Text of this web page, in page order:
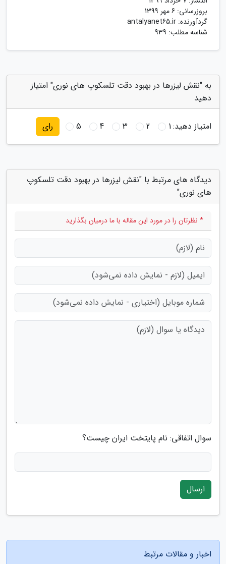
بروزرسانی: 6 مهر 1399
گردآورنده: antalyanet65.ir
شناسه مطلب: 939
به "نقش لیزرها در بهبود دقت تلسکوپ های نوری" امتیاز
دهید
امتیاز دهید:1
2
3
4
5 رای
دیدگاه های مرتبط با "نقش لیزرها در بهبود دقت تلسکوپ
های نوری"
* نظرتان را در مورد این مقاله با ما درمیان بگذارید
سوال اتفاقی: نام پایتخت ایران چیست؟
ارسال
اخبار و مقالات مرتبط